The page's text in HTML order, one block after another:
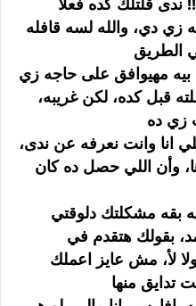
زي دي، والله لسه قافله
الطريق
مهيوافق على حاجه زي
قبل كده، لكن غريبه،
زي ده
انا وانت نعرفه عن ندى،
وأن اللي حصل ده كان
بقه مشكلتك دلوقتي
بقولك هتقدم في
لأ، مش عايز اعملك
تدايق منها